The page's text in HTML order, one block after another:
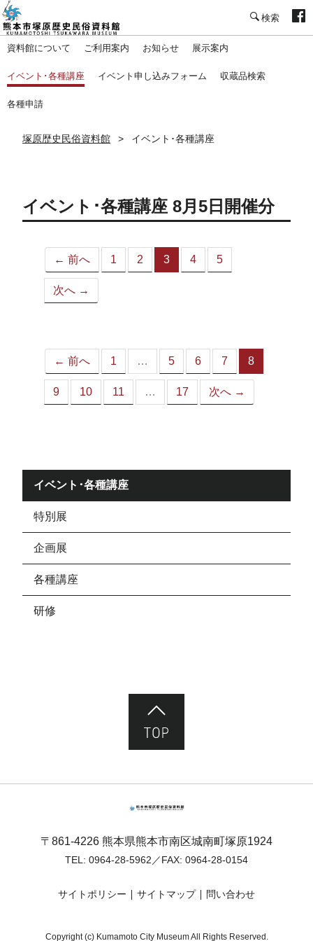
資料館について ご利用案内 お知らせ 展示案内
イベント･各種講座 イベント申し込みフォーム 収蔵品検索
各種申請
塚原歴史民俗資料館 イベント･各種講座
イベント･各種講座 8月5日開催分
← 前へ 1 2 3
（こ
4 5
次へ →
← 前へ 1 … 5 6 7 8
9 10 11 … 17 次へ →
イベント･各種講座
特別展
企画展
各種講座
研修
〒861-4226 熊本県熊本市南区城南町塚原1924
TEL: 0964-28-5962 ／FAX: 0964-28-0154
サイトポリシー サイトマップ 問い合わせ
Copyright (c) Kumamoto City Museum All Rights Reserved.